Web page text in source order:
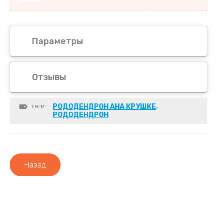
Параметры
Отзывы
теги: РОДОДЕНДРОН АНА КРУШКЕ,
РОДОДЕНДРОН
Назад